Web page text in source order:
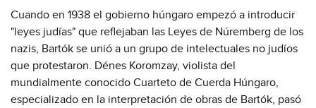
Cuando en 1938 el gobierno húngaro empezó a introducir
"leyes judías" que reflejaban las Leyes de Núremberg de los
nazis, Bartók se unió a un grupo de intelectuales no judíos
que protestaron. Dénes Koromzay, violista del
mundialmente conocido Cuarteto de Cuerda Húngaro,
especializado en la interpretación de obras de Bartók, pasó